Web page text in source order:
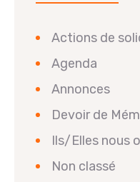
Actions de
Agenda
Annonces
Devoir de
Ils/Elles nous
Non classé